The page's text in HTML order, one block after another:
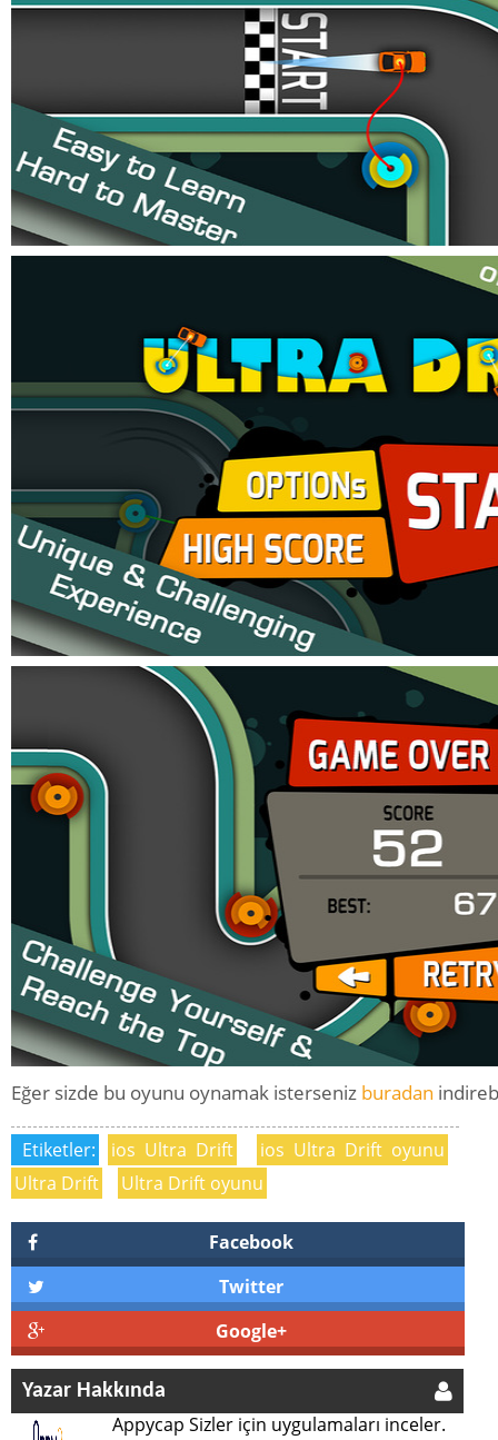
Eğer sizde bu oyunu oynamak isterseniz buradan
Etiketler: ios Ultra Drift
ios Ultra Drift oyunu
Ultra Drift
Ultra Drift oyunu
Facebook
Twitter
Google+
Yazar Hakkında
Appycap Sizler için uygulamaları inceler.